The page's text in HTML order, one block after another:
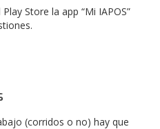
Store la app “Mi IAPOS”
(corridos o no) hay que